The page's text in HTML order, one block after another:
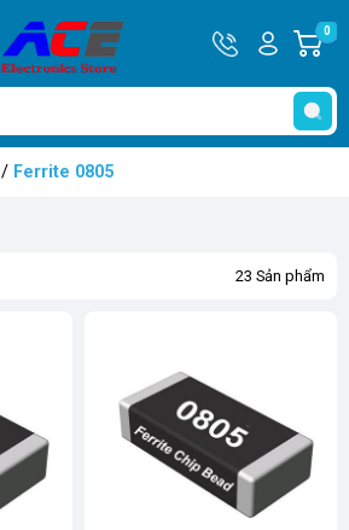
Hotline
0932
762514
Tài
khoản
Hello,
Khách
0
/ Ferrite 0805
23 Sản phẩm